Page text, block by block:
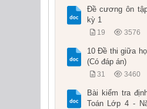
Đề cương ôn
kỳ 1
19 3576
10 Đề thi giữa
(Có đáp án)
31 3460
Bài kiểm tra
Toán Lớp 4 -